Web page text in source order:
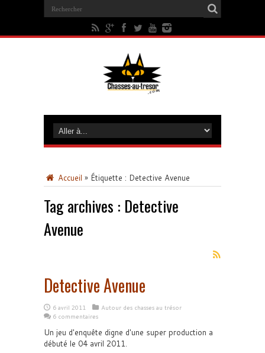
Accueil » Étiquette : Detective Avenue
Tag archives : Detective
Avenue
Detective Avenue
6 avril 2011
Autour des chasses au trésor
6 commentaires
Un jeu d'enquête digne d'une super production a
débuté le 04 avril 2011.